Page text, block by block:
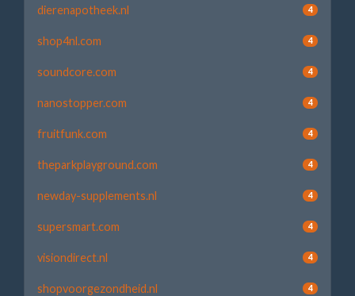
dierenapotheek.nl 4
shop4nl.com 4
soundcore.com 4
nanostopper.com 4
fruitfunk.com 4
theparkplayground.com 4
newday-supplements.nl 4
supersmart.com 4
visiondirect.nl 4
shopvoorgezondheid.nl 4